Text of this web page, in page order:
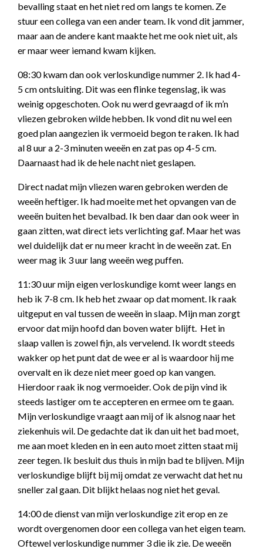
bevalling staat en het niet red om langs te komen. Ze
stuur een collega van een ander team. Ik vond dit jammer,
maar aan de andere kant maakte het me ook niet uit, als
er maar weer iemand kwam kijken.
08:30 kwam dan ook verloskundige nummer 2. Ik had 4-
5 cm ontsluiting. Dit was een flinke tegenslag, ik was
weinig opgeschoten. Ook nu werd gevraagd of ik m’n
vliezen gebroken wilde hebben. Ik vond dit nu wel een
goed plan aangezien ik vermoeid begon te raken. Ik had
al 8 uur a 2-3 minuten weeën en zat pas op 4-5 cm.
Daarnaast had ik de hele nacht niet geslapen.
Direct nadat mijn vliezen waren gebroken werden de
weeën heftiger. Ik had moeite met het opvangen van de
weeën buiten het bevalbad. Ik ben daar dan ook weer in
gaan zitten, wat direct iets verlichting gaf. Maar het was
wel duidelijk dat er nu meer kracht in de weeën zat. En
weer mag ik 3 uur lang weeën weg puffen.
11:30 uur mijn eigen verloskundige komt weer langs en
heb ik 7-8 cm. Ik heb het zwaar op dat moment. Ik raak
uitgeput en val tussen de weeën in slaap. Mijn man zorgt
ervoor dat mijn hoofd dan boven water blijft. Het in
slaap vallen is zowel fijn, als vervelend. Ik wordt steeds
wakker op het punt dat de wee er al is waardoor hij me
overvalt en ik deze niet meer goed op kan vangen.
Hierdoor raak ik nog vermoeider. Ook de pijn vind ik
steeds lastiger om te accepteren en ermee om te gaan.
Mijn verloskundige vraagt aan mij of ik alsnog naar het
ziekenhuis wil. De gedachte dat ik dan uit het bad moet,
me aan moet kleden en in een auto moet zitten staat mij
zeer tegen. Ik besluit dus thuis in mijn bad te blijven. Mijn
verloskundige blijft bij mij omdat ze verwacht dat het nu
sneller zal gaan. Dit blijkt helaas nog niet het geval.
14:00 de dienst van mijn verloskundige zit erop en ze
wordt overgenomen door een collega van het eigen team.
Oftewel verloskundige nummer 3 die ik zie. De weeën